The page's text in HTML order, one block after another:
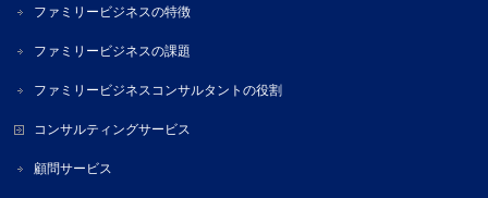
ファミリービジネスの特徴
ファミリービジネスの課題
ファミリービジネスコンサルタントの役割
コンサルティングサービス
顧問サービス